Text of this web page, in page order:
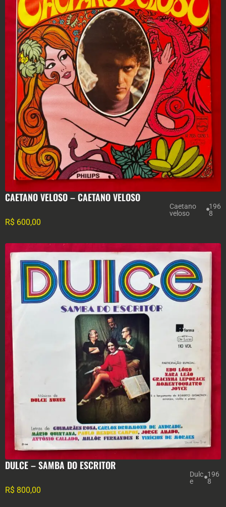
CAETANO VELOSO – CAETANO VELOSO
Caetano
veloso
196
8
R$ 600,00
DULCE – SAMBA DO ESCRITOR
Dulc
e
196
8
R$ 800,00